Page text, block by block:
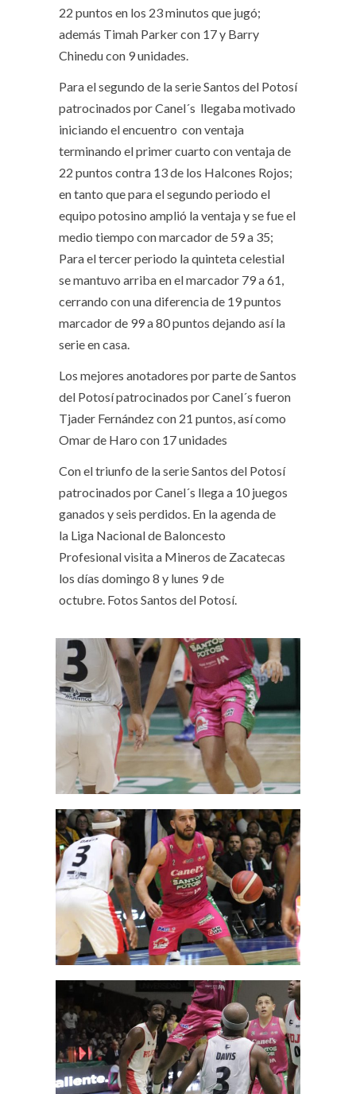
22 puntos en los 23 minutos que jugó;
además Timah Parker con 17 y Barry
Chinedu con 9 unidades.
Para el segundo de la serie Santos del Potosí
patrocinados por Canel´s llegaba motivado
iniciando el encuentro con ventaja
terminando el primer cuarto con ventaja de
22 puntos contra 13 de los Halcones Rojos;
en tanto que para el segundo periodo el
equipo potosino amplió la ventaja y se fue el
medio tiempo con marcador de 59 a 35;
Para el tercer periodo la quinteta celestial
se mantuvo arriba en el marcador 79 a 61,
cerrando con una diferencia de 19 puntos
marcador de 99 a 80 puntos dejando así la
serie en casa.
Los mejores anotadores por parte de Santos
del Potosí patrocinados por Canel´s fueron
Tjader Fernández con 21 puntos, así como
Omar de Haro con 17 unidades
Con el triunfo de la serie Santos del Potosí
patrocinados por Canel´s llega a 10 juegos
ganados y seis perdidos. En la agenda de
la Liga Nacional de Baloncesto
Profesional visita a Mineros de Zacatecas
los días domingo 8 y lunes 9 de
octubre. Fotos Santos del Potosí.